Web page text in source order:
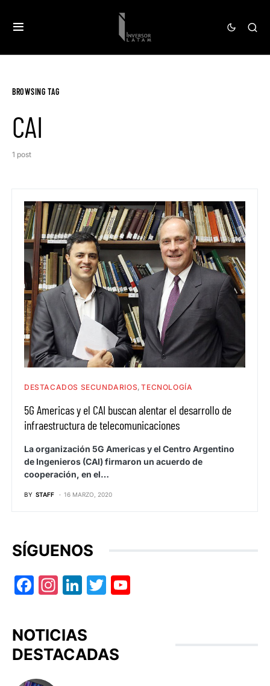
BROWSING TAG
CAI
1 post
DESTACADOS SECUNDARIOS TECNOLOGÍA
5G Americas y el CAI buscan alentar el desarrollo de
infraestructura de telecomunicaciones
La organización 5G Americas y el Centro Argentino
de Ingenieros (CAI) firmaron un acuerdo de
cooperación, en el…
BY STAFF 16 MARZO, 2020
SÍGUENOS
Facebook
Instagram
LinkedIn
Twitter
NOTICIAS
DESTACADAS